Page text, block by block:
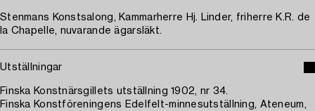
Stenmans Konstsalong, Kammarherre Hj. Linder, friherre K.R. de
la Chapelle, nuvarande ägarsläkt.
Utställningar
Finska Konstnärsgillets utställning 1902, nr 34.
Finska Konstföreningens Edelfelt-minnesutställning, Ateneum,